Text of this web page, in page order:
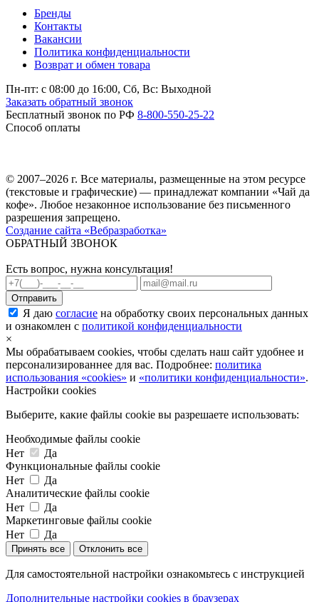
Бренды
Контакты
Вакансии
Политика конфиденциальности
Возврат и обмен товара
Пн-пт: c 08:00 до 16:00, Сб, Вс: Выходной
Заказать обратный звонок
Бесплатный звонок по РФ 8-800-550-25-22
Способ оплаты
© 2007–2026 г. Все материалы, размещенные на этом ресурсе
(текстовые и графические) — принадлежат компании «Чай да
кофе». Любое незаконное использование без письменного
разрешения запрещено.
Создание сайта «Вебразработка»
ОБРАТНЫЙ ЗВОНОК
Есть вопрос, нужна консультация!
Я даю согласие на обработку своих персональных данных
и ознакомлен с политикой конфиденциальности
×
Мы обрабатываем cookies, чтобы сделать наш сайт удобнее и
персонализированнее для вас. Подробнее: политика
использования «cookies» и «политики конфиденциальности».
Настройки cookies
Выберите, какие файлы cookie вы разрешаете использовать:
Необходимые файлы cookie
Нет
Да
Функциональные файлы cookie
Нет
Да
Аналитические файлы cookie
Нет
Да
Маркетинговые файлы cookie
Нет
Да
Принять все Отклонить все
Для самостоятельной настройки ознакомьтесь с инструкцией
Дополнительные настройки cookies в браузерах